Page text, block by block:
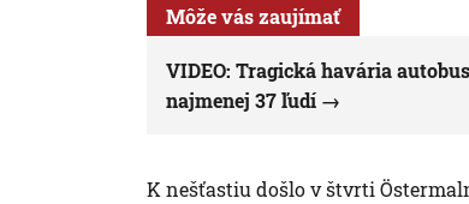
Môže vás zaujímať
VIDEO: Tragická havária
najmenej 37 ľudí
K nešťastiu došlo v štvrti